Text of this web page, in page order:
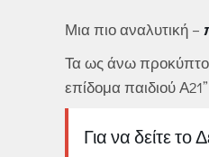
Μια πιο αναλυτική –
Τα ως άνω
επίδομα παιδιού Α21”
Για να δείτε το